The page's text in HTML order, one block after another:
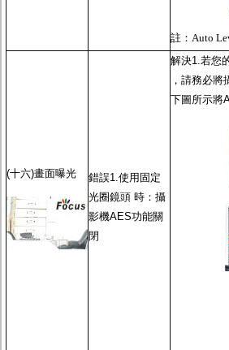
註： Auto
(十六)畫面曝光 錯誤1.使用 固定
光圈鏡頭 時：攝
影機AES功能關
閉
解決1.若您
，請務必將
下圖所示將